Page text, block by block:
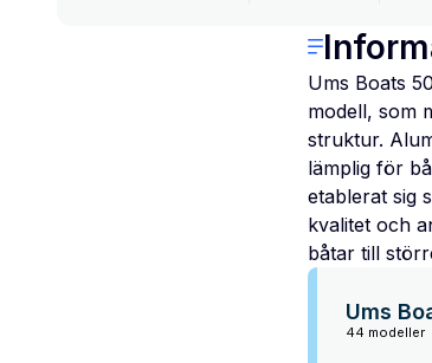
Ums Boats
modell, som
struktur.
lämplig för
etablerat sig
kvalitet och
båtar till
Ums
44 modeller